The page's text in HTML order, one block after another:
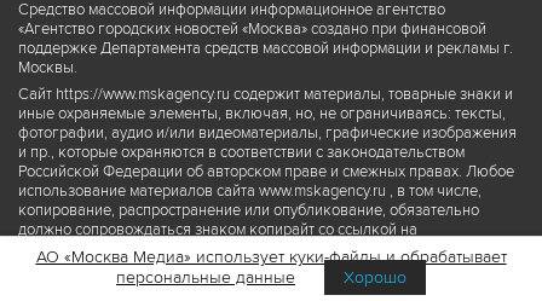
Средство массовой информации информационное агентство
«Агентство городских новостей «Москва» создано при финансовой
поддержке Департамента средств массовой информации и рекламы г.
Москвы.
Сайт https://www.mskagency.ru содержит материалы, товарные знаки и
иные охраняемые элементы, включая, но, не ограничиваясь: тексты,
фотографии, аудио и/или видеоматериалы, графические изображения
и пр., которые охраняются в соответствии с законодательством
Российской Федерации об авторском праве и смежных правах. Любое
использование материалов сайта www.mskagency.ru , в том числе,
копирование, распространение или опубликование, обязательно
должно сопровождаться знаком копирайт со ссылкой на
правообладателя © АО «Москва Медиа», а также гиперссылкой на сайт
www.mskagency.ru как на первоисточник информации. Переработка
материалов сайта www.mskagency.ru не допускается.
АО «Москва Медиа» использует куки-файлы и обрабатывает
персональные данные
Хорошо